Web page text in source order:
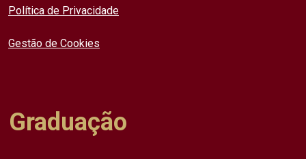
Política de Privacidade
Gestão de Cookies
Graduação